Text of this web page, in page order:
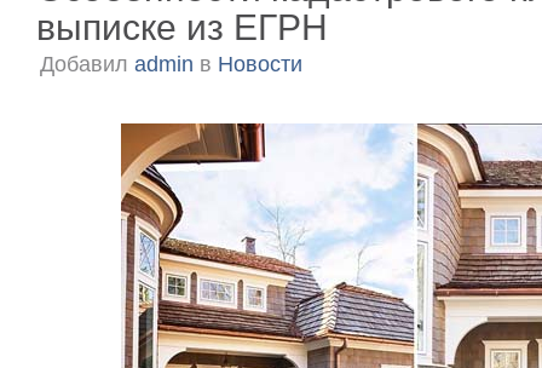
выписке из ЕГРН
Добавил admin в Новости